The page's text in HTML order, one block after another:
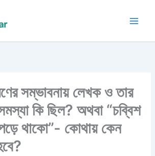
সম্ভাবনায় লেখক ও তার
কি ছিল? অথবা “চব্বিশ
পড়ে থাকো”- কোথায় কেন